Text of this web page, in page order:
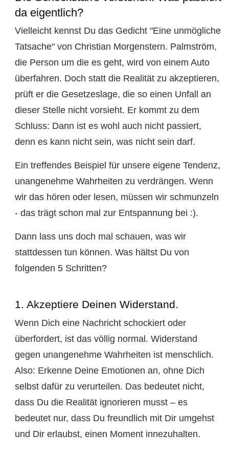
da eigentlich?
Vielleicht kennst Du das Gedicht "Eine unmögliche
Tatsache" von Christian Morgenstern. Palmström,
die Person um die es geht, wird von einem Auto
überfahren. Doch statt die Realität zu akzeptieren,
prüft er die Gesetzeslage, die so einen Unfall an
dieser Stelle nicht vorsieht. Er kommt zu dem
Schluss: Dann ist es wohl auch nicht passiert,
denn es kann nicht sein, was nicht sein darf.
Ein treffendes Beispiel für unsere eigene Tendenz,
unangenehme Wahrheiten zu verdrängen. Wenn
wir das hören oder lesen, müssen wir schmunzeln
- das trägt schon mal zur Entspannung bei :).
Dann lass uns doch mal schauen, was wir
stattdessen tun können. Was hältst Du von
folgenden 5 Schritten?
1. Akzeptiere Deinen Widerstand.
Wenn Dich eine Nachricht schockiert oder
überfordert, ist das völlig normal. Widerstand
gegen unangenehme Wahrheiten ist menschlich.
Also: Erkenne Deine Emotionen an, ohne Dich
selbst dafür zu verurteilen. Das bedeutet nicht,
dass Du die Realität ignorieren musst – es
bedeutet nur, dass Du freundlich mit Dir umgehst
und Dir erlaubst, einen Moment innezuhalten.